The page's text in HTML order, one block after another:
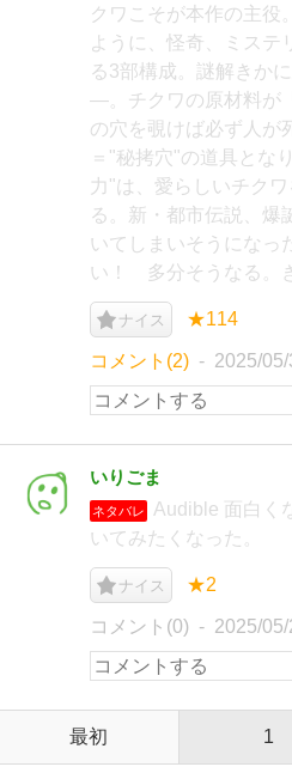
クワこそが本作の主役
ように、怪奇、ミステ
る3部構成。謎解きか
―。チクワの原材料が
の穴を覗けば必ず人が
＝"秘拷穴"の道具とな
力"は、愛らしいチク
る。新・都市伝説、
いてしまいそうにな
い！ 多分そうなる。
ナイス ★114
コメント(2) 2025/05/
いりごま
ネタバレ
Audible 面白く
いてみたくなった。
ナイス ★2
コメント(0) 2025/05/
最初 1